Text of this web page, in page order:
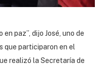
paz”, dijo José, uno de
que participaron en el
realizó la Secretaría de